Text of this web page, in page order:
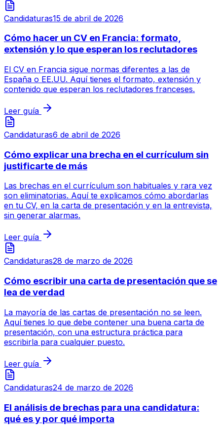
Candidaturas15 de abril de 2026
Cómo hacer un CV en Francia: formato,
extensión y lo que esperan los reclutadores
El CV en Francia sigue normas diferentes a las de
España o EE.UU. Aquí tienes el formato, extensión y
contenido que esperan los reclutadores franceses.
Leer guía
Candidaturas6 de abril de 2026
Cómo explicar una brecha en el currículum sin
justificarte de más
Las brechas en el currículum son habituales y rara vez
son eliminatorias. Aquí te explicamos cómo abordarlas
en tu CV, en la carta de presentación y en la entrevista,
sin generar alarmas.
Leer guía
Candidaturas28 de marzo de 2026
Cómo escribir una carta de presentación que se
lea de verdad
La mayoría de las cartas de presentación no se leen.
Aquí tienes lo que debe contener una buena carta de
presentación, con una estructura práctica para
escribirla para cualquier puesto.
Leer guía
Candidaturas24 de marzo de 2026
El análisis de brechas para una candidatura:
qué es y por qué importa